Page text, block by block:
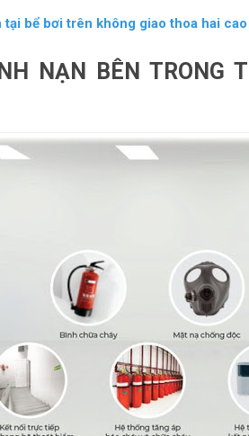
tại bể bơi trên không giao thoa hai
NẠN BÊN TRONG